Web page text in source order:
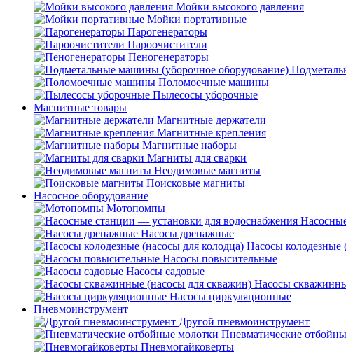
Мойки высокого давления
Мойки портативные
Парогенераторы
Пароочистители
Пеногенераторы
Поломоечные машины
Пылесосы уборочные
Магнитные товары
Магнитные держатели
Магнитные крепления
Магнитные наборы
Магниты для сварки
Неодимовые магниты
Поисковые магниты
Насосное оборудование
Мотопомпы
Насосы дренажные
Насосы колодезные
Насосы повысительные
Насосы садовые
Насосы
Насосы циркуляционные
Пневмоинструмент
Другой пневмоинструмент
Пневматические
Пневмогайковерты